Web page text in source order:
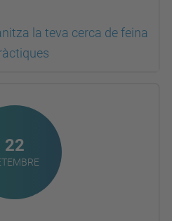
la teva cerca de feina
22